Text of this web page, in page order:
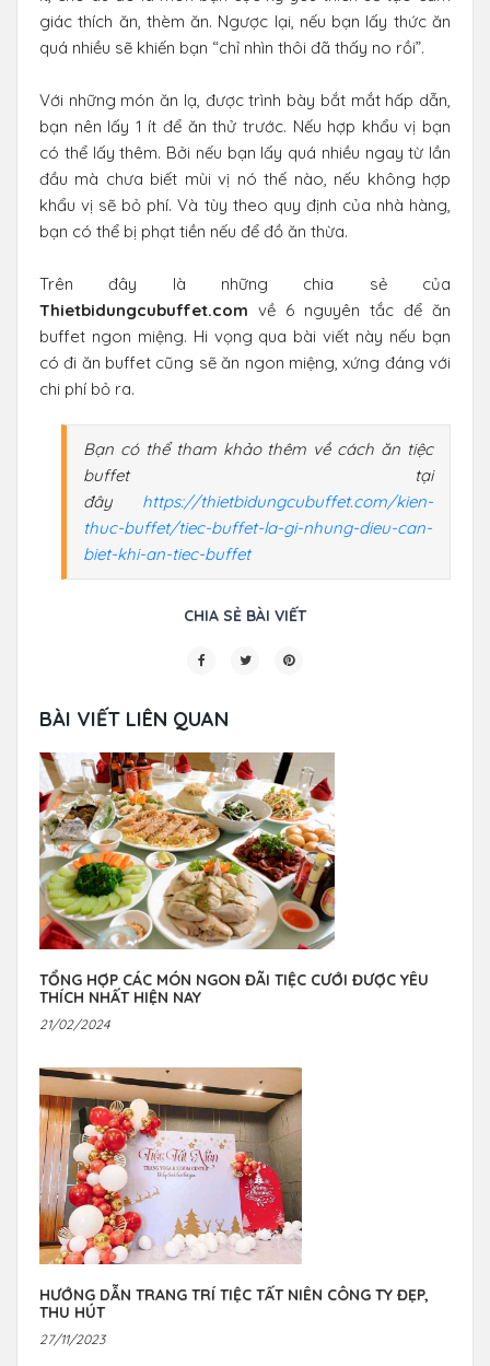
giác thích ăn, thèm ăn. Ngược lại, nếu bạn lấy thức ăn
quá nhiều sẽ khiến bạn “chỉ nhìn thôi đã thấy no rồi”.
Với những món ăn lạ, được trình bày bắt mắt hấp dẫn,
bạn nên lấy 1 ít để ăn thử trước. Nếu hợp khẩu vị bạn
có thể lấy thêm. Bởi nếu bạn lấy quá nhiều ngay từ lần
đầu mà chưa biết mùi vị nó thế nào, nếu không hợp
khẩu vị sẽ bỏ phí. Và tùy theo quy định của nhà hàng,
bạn có thể bị phạt tiền nếu để đồ ăn thừa.
Trên đây là những chia sẻ của
Thietbidungcubuffet.com về 6 nguyên tắc để ăn
buffet ngon miệng. Hi vọng qua bài viết này nếu bạn
có đi ăn buffet cũng sẽ ăn ngon miệng, xứng đáng với
chi phí bỏ ra.
Bạn có thể tham khảo thêm về cách ăn tiệc
buffet tại
đây https://thietbidungcubuffet.com/kien-
thuc-buffet/tiec-buffet-la-gi-nhung-dieu-can-
biet-khi-an-tiec-buffet
CHIA SẺ BÀI VIẾT
BÀI VIẾT LIÊN QUAN
TỔNG HỢP CÁC MÓN NGON ĐÃI TIỆC CƯỚI ĐƯỢC YÊU
THÍCH NHẤT HIỆN NAY
21/02/2024
HƯỚNG DẪN TRANG TRÍ TIỆC TẤT NIÊN CÔNG TY ĐẸP,
THU HÚT
27/11/2023